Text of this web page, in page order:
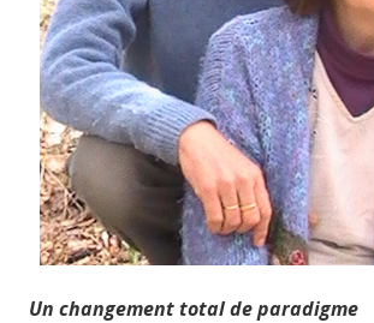
Un changement total de paradigme